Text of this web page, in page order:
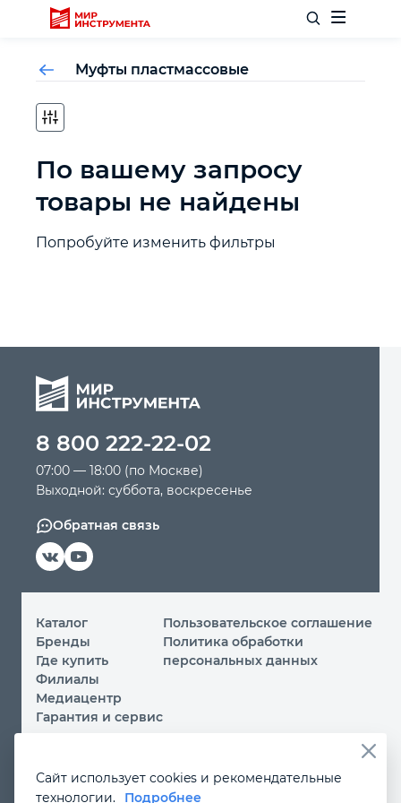
Отделочный инструмент
Слесарный инструмент
Столярный инструмент
Силовое оборудование
Автомобильный инструмент
Крепежный инструмент
Режущий инструмент
Прочий инструмент
Муфты пластмассовые
По вашему запросу
товары не найдены
Попробуйте изменить фильтры
8 800 222-22-02
07:00 — 18:00 (по Москве)
Выходной: суббота, воскресенье
Обратная связь
Каталог
Бренды
Где купить
Филиалы
Медиацентр
Гарантия и сервис
Пользовательское соглашение
Политика обработки
персональных данных
Вы принимаете условияполитики обработки
Сайт использует cookies и рекомендательные
технологии.
Подробнее